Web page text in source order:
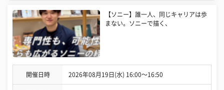
【ソニー】誰一人、同じキャリアは歩
まない。ソニーで描く、
開催日時 2026年08月19日(水) 16:00〜16:50